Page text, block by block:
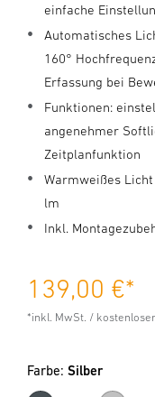
einfache
Automatisches
160°
Erfassung bei
Funktionen:
angenehmer
Zeitplanfunktion
Warmweißes Licht
lm
Inkl.
139,00 €*
*inkl. MwSt. /
Farbe: Silber